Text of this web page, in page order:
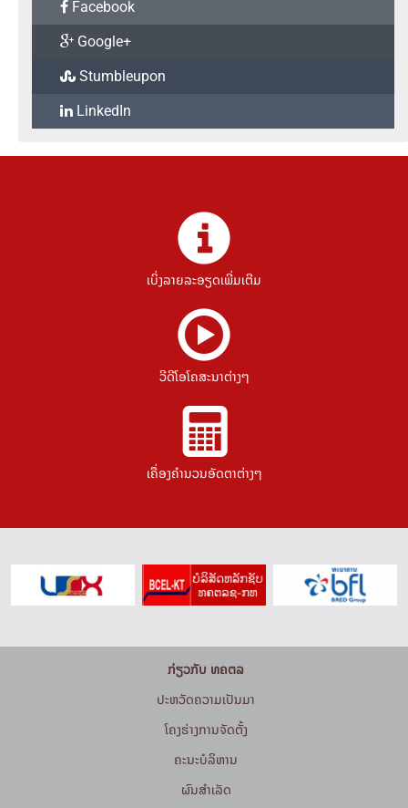
Facebook
Google+
Stumbleupon
LinkedIn
ເບິ່ງລາຍລະອຽດເພີ່ມເຕີມ
ວີດີໂອໂຄສະນາຕ່າງໆ
ເຄື່ອງຄຳນວນອັດຕາຕ່າງໆ
ກ່ຽວກັບ ທຄຕລ
ປະຫວັດຄວາມເປັນມາ
ໂຄງຮ່າງການຈັດຕັ້ງ
ຄະນະບໍລິຫານ
ຜົນສຳເລັດ